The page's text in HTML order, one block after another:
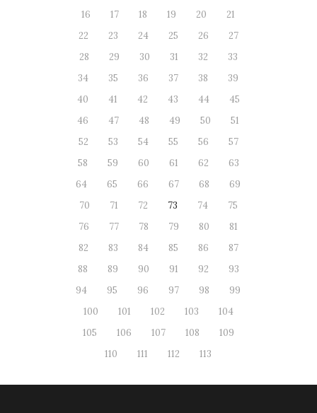
16
17 18 19 20
21
22
23 24 25 26
27
28
29 30 31 32
33
34
35 36 37 38
39
40
41 42 43 44
45
46
47 48 49 50
51
52
53 54 55 56
57
58
59 60 61 62
63
64
65 66 67 68
69
70
71 72 73 74
75
76
77 78 79 80
81
82
83 84 85 86
87
88
89 90 91 92
93
94
95 96 97 98
99
100
101 102 103
104
105
106 107 108
109
110
111 112 113